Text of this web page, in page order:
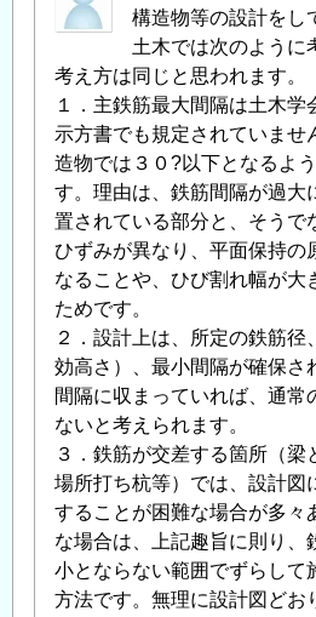
構造物等の設計をし
土木では次のように
考え方は同じと思われます。
１．主鉄筋最大間隔は土木学
示方書でも規定されていませ
造物では３０?以下となるよ
す。理由は、鉄筋間隔が過大
置されている部分と、そうで
ひずみが異なり、平面保持の
なることや、ひび割れ幅が大
ためです。
２．設計上は、所定の鉄筋径
効高さ）、最小間隔が確保さ
間隔に収まっていれば、通常
ないと考えられます。
３．鉄筋が交差する箇所（梁
場所打ち杭等）では、設計図
することが困難な場合が多々
な場合は、上記趣旨に則り、
小とならない範囲でずらして
方法です。無理に設計図どお